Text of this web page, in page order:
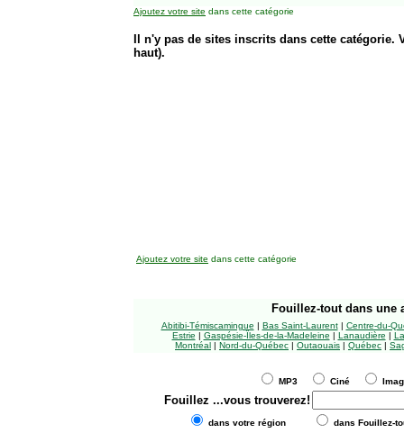
Ajoutez votre site dans cette catégorie
Il n'y pas de sites inscrits dans cette
haut).
Ajoutez votre site dans cette catégorie
Fouillez-tout dans une
Abitibi-Témiscamingue | Bas Saint-Laurent| Centre-du-
Estrie | Gaspésie-Îles-de-la-Madeleine | Lanaudière |
Montréal | Nord-du-Québec | Outaouais | Québec |
MP3 Ciné
Fouillez ...vous trouverez!
dans votre région dans Fouillez-